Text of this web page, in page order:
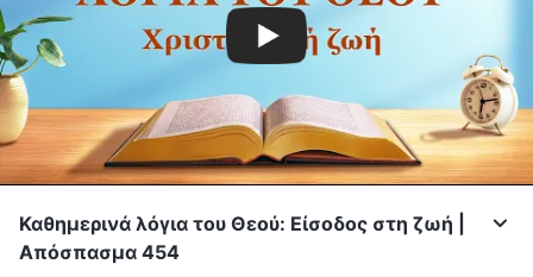
Καθημερινά λόγια του Θεού: Είσοδος στη ζωή |
Απόσπασμα 454